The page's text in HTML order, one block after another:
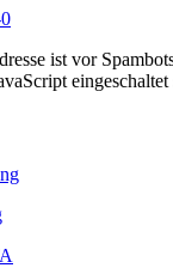
ist vor
eingeschaltet